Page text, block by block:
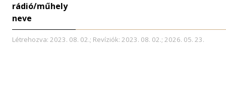
rádió/műhely
neve
Létrehozva: 2023. 08. 02.; Revíziók: 2023. 08. 02.; 2026. 05. 23.